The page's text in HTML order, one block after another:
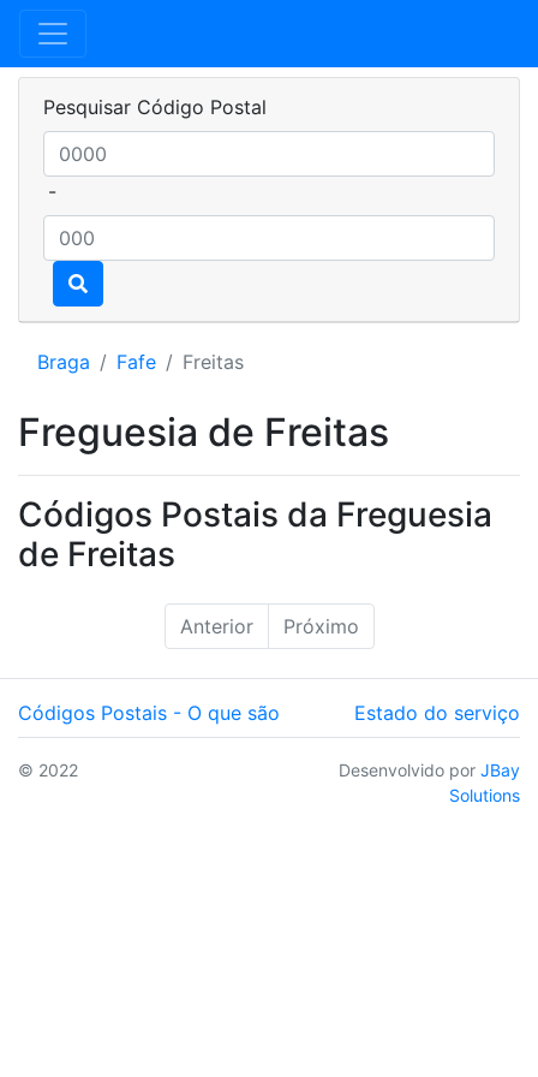
Pesquisar Código Postal
-
Braga Fafe Freitas
Freguesia de Freitas
Códigos Postais da Freguesia
de Freitas
Anterior Próximo
Códigos Postais - O que são Estado do serviço
© 2022 Desenvolvido por JBay
Solutions